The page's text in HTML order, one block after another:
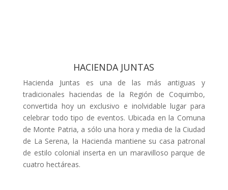
HACIENDA JUNTAS
Hacienda Juntas es una de las más antiguas y
tradicionales haciendas de la Región de Coquimbo,
convertida hoy un exclusivo e inolvidable lugar para
celebrar todo tipo de eventos. Ubicada en la Comuna
de Monte Patria, a sólo una hora y media de la Ciudad
de La Serena, la Hacienda mantiene su casa patronal
de estilo colonial inserta en un maravilloso parque de
cuatro hectáreas.